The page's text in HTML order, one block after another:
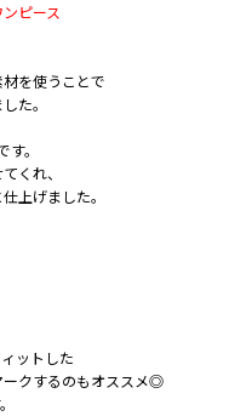
ピース
を使うことで
た。
。
くれ、
上げました。
ットした
ークするのもオススメ◎